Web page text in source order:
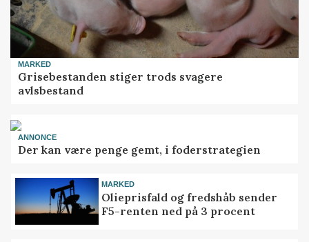
MARKED
Grisebestanden stiger trods svagere
avlsbestand
ANNONCE
Der kan være penge gemt, i foderstrategien
MARKED
Olieprisfald og fredshåb sender
F5-renten ned på 3 procent